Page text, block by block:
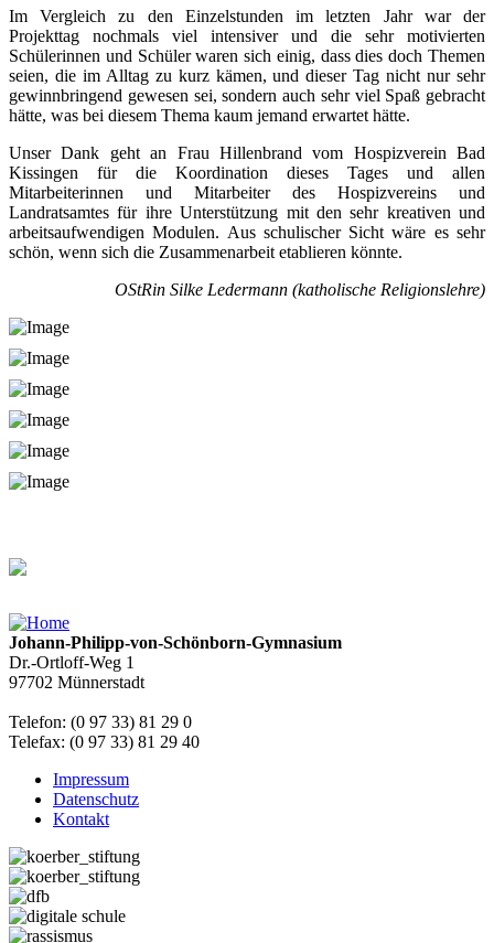
Im Vergleich zu den Einzelstunden im letzten Jahr war der
Projekttag nochmals viel intensiver und die sehr motivierten
Schülerinnen und Schüler waren sich einig, dass dies doch Themen
seien, die im Alltag zu kurz kämen, und dieser Tag nicht nur sehr
gewinnbringend gewesen sei, sondern auch sehr viel Spaß gebracht
hätte, was bei diesem Thema kaum jemand erwartet hätte.
Unser Dank geht an Frau Hillenbrand vom Hospizverein Bad
Kissingen für die Koordination dieses Tages und allen
Mitarbeiterinnen und Mitarbeiter des Hospizvereins und
Landratsamtes für ihre Unterstützung mit den sehr kreativen und
arbeitsaufwendigen Modulen. Aus schulischer Sicht wäre es sehr
schön, wenn sich die Zusammenarbeit etablieren könnte.
OStRin Silke Ledermann (katholische Religionslehre)
Johann-Philipp-von-Schönborn-Gymnasium
Dr.-Ortloff-Weg 1
97702 Münnerstadt
Telefon: (0 97 33) 81 29 0
Telefax: (0 97 33) 81 29 40
Impressum
Datenschutz
Kontakt